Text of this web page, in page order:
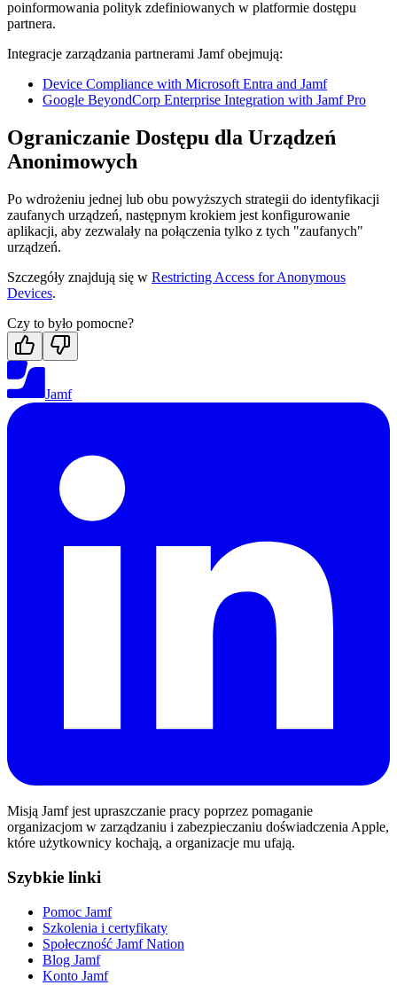
poinformowania polityk zdefiniowanych w platformie dostępu
partnera.
Integracje zarządzania partnerami Jamf obejmują:
Device Compliance with Microsoft Entra and Jamf
Google BeyondCorp Enterprise Integration with Jamf Pro
Ograniczanie Dostępu dla Urządzeń
Anonimowych
Po wdrożeniu jednej lub obu powyższych strategii do identyfikacji
zaufanych urządzeń, następnym krokiem jest konfigurowanie
aplikacji, aby zezwalały na połączenia tylko z tych "zaufanych"
urządzeń.
Szczegóły znajdują się w Restricting Access for Anonymous
Devices.
Czy to było pomocne?
Jamf
Misją Jamf jest upraszczanie pracy poprzez pomaganie
organizacjom w zarządzaniu i zabezpieczaniu doświadczenia Apple,
które użytkownicy kochają, a organizacje mu ufają.
Szybkie linki
Pomoc Jamf
Szkolenia i certyfikaty
Społeczność Jamf Nation
Blog Jamf
Konto Jamf